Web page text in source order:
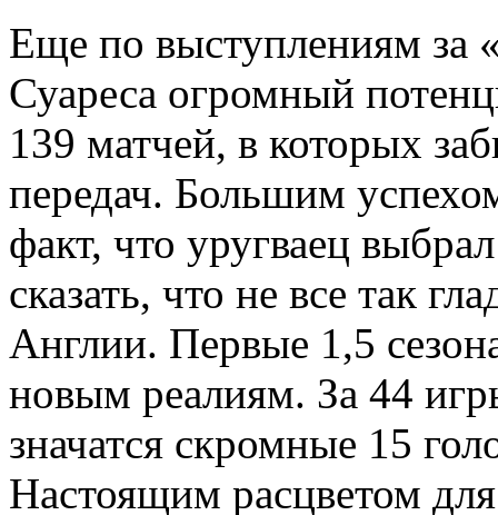
Еще по выступлениям за
Суареса огромный
139 матчей, в которых
передач. Большим
факт, что уругваец
сказать, что не все так
Англии. Первые 1,5
новым реалиям. За 44
значатся скромные 15
Настоящим расцветом